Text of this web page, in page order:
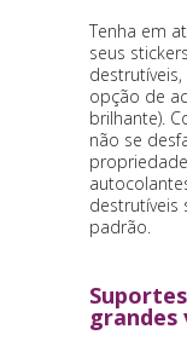
Tenha em
seus
opção de
brilhante).
não se
destrutíveis
padrão.
grandes